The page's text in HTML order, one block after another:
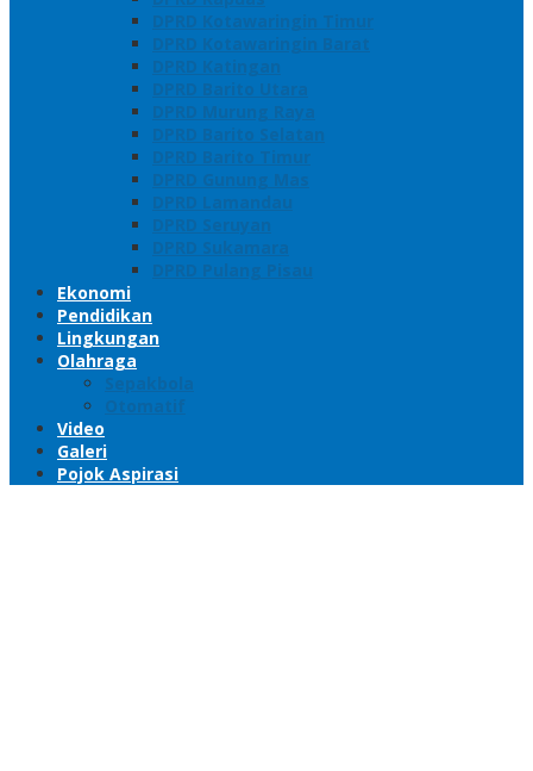
DPRD Kotawaringin Timur
DPRD Kotawaringin Barat
DPRD Katingan
DPRD Barito Utara
DPRD Murung Raya
DPRD Barito Selatan
DPRD Barito Timur
DPRD Gunung Mas
DPRD Lamandau
DPRD Seruyan
DPRD Sukamara
DPRD Pulang Pisau
Ekonomi
Pendidikan
Lingkungan
Olahraga
Sepakbola
Otomatif
Video
Galeri
Pojok Aspirasi